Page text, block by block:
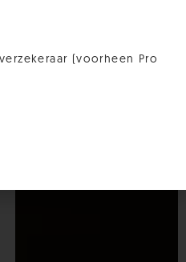
(voorheen Pro